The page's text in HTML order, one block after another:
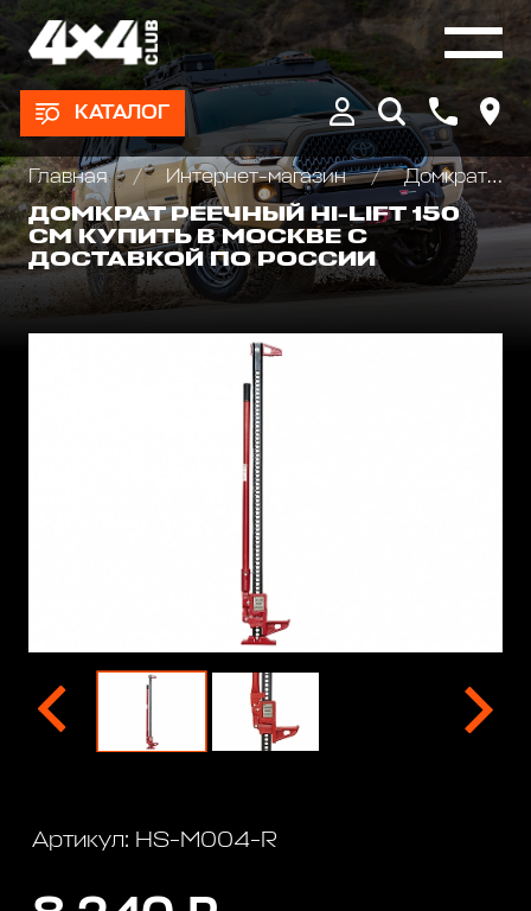
КАТАЛОГ
Главная Интернет-магазин
Домкраты реечные и аксессуары
ДОМКРАТ РЕЕЧНЫЙ HI-LIFT 150
СМ КУПИТЬ В МОСКВЕ С
ДОСТАВКОЙ ПО РОССИИ
Артикул: HS-M004-R